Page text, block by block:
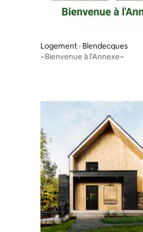
Logement · Blendecques
~Bienvenue à l'Annexe~